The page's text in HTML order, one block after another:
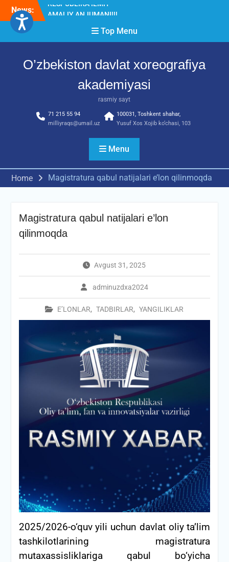
Skip
content
News:
2026” tadbiri bo‘lib o‘tdi
RESPUBLIKA ILMIY-
Top Menu
O’zbekiston davlat xoreografiya
akademiyasi
rasmiy sayt
71 215 55 94
milliyraqs@umail.uz
100031, Toshkent shahar,
Yusuf Xos Xojib ko‘chasi, 103
Menu
Home Magistratura qabul natijalari e’lon qilinmoqda
Magistratura qabul natijalari e’lon
qilinmoqda
Avgust 31, 2025
adminuzdxa2024
E’LONLAR, TADBIRLAR, YANGILIKLAR
2025/2026-o‘quv yili uchun davlat oliy ta’lim
tashkilotlarining magistratura
mutaxassisliklariga qabul bo‘yicha